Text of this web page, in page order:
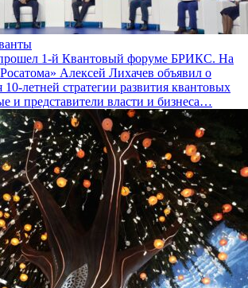
1-й Квантовый форуме БРИКС. На
Алексей Лихачев объявил о
10-летней стратегии развития квантовых
и представители власти и бизнеса…